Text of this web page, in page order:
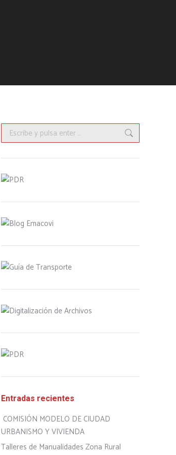
Buscar:
Entradas recientes
COMISIÓN MODELO DE CIUDAD
URBANISMO Y VIVIENDA
Talleres de Manualidades Zona Rural